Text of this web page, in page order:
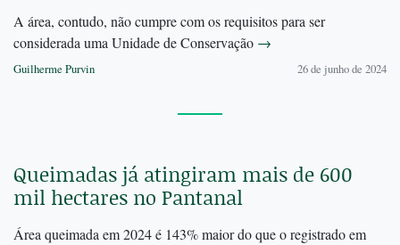
A área, contudo, não cumpre com os requisitos para ser
considerada uma Unidade de Conservação →
Guilherme Purvin 26 de junho de 2024
Queimadas já atingiram mais de 600
mil hectares no Pantanal
Área queimada em 2024 é 143% maior do que o registrado em